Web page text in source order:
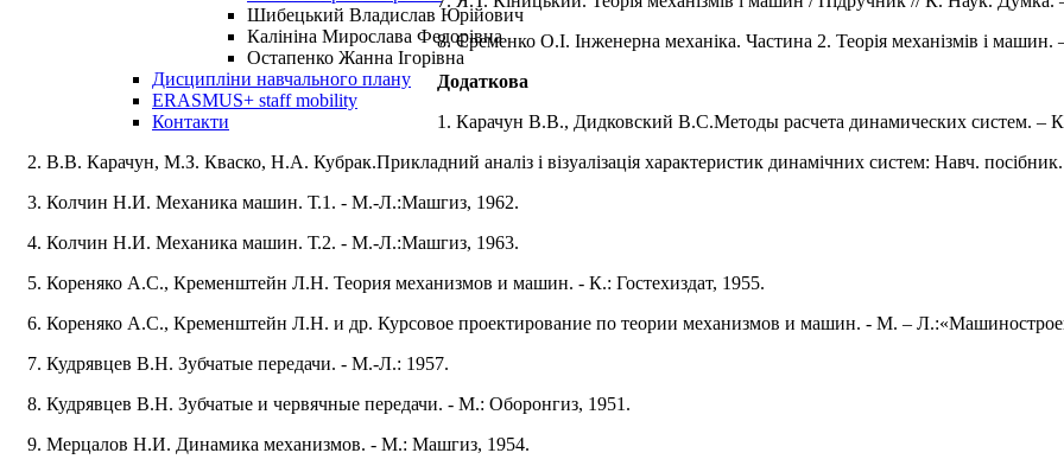
Шибецький Владислав Юрійович
Калініна Мирослава Федорівна
Остапенко Жанна Ігорівна
Дисципліни навчального плану
ERASMUS+ staff mobility
Контакти
8. Єременко О.І. Інженерна механіка. Частина 2. Теорія механізмів і
Додаткова
1. Карачун В.В., Дидковский В.С.Методы расчета динамических систем. –
2. В.В. Карачун, М.З. Кваско, Н.А. Кубрак.Прикладний аналіз і візуалізація характеристик динамічних систем: Навч.
3. Колчин Н.И. Механика машин. Т.1. - М.-Л.:Машгиз, 1962.
4. Колчин Н.И. Механика машин. Т.2. - М.-Л.:Машгиз, 1963.
5. Кореняко А.С., Кременштейн Л.Н. Теория механизмов и машин. - К.: Гостехиздат, 1955.
6. Кореняко А.С., Кременштейн Л.Н. и др. Курсовое проектирование по теории механизмов и машин. - М. –
7. Кудрявцев В.Н. Зубчатые передачи. - М.-Л.: 1957.
8. Кудрявцев В.Н. Зубчатые и червячные передачи. - М.: Оборонгиз, 1951.
9. Мерцалов Н.И. Динамика механизмов. - М.: Машгиз, 1954.